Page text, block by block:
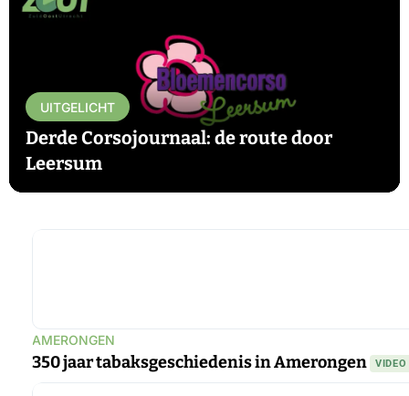
UITGELICHT
Derde Corsojournaal: de route door
Leersum
AMERONGEN
350 jaar tabaksgeschiedenis in Amerongen VIDEO